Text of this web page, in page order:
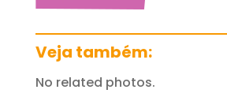
Veja também:
No related photos.